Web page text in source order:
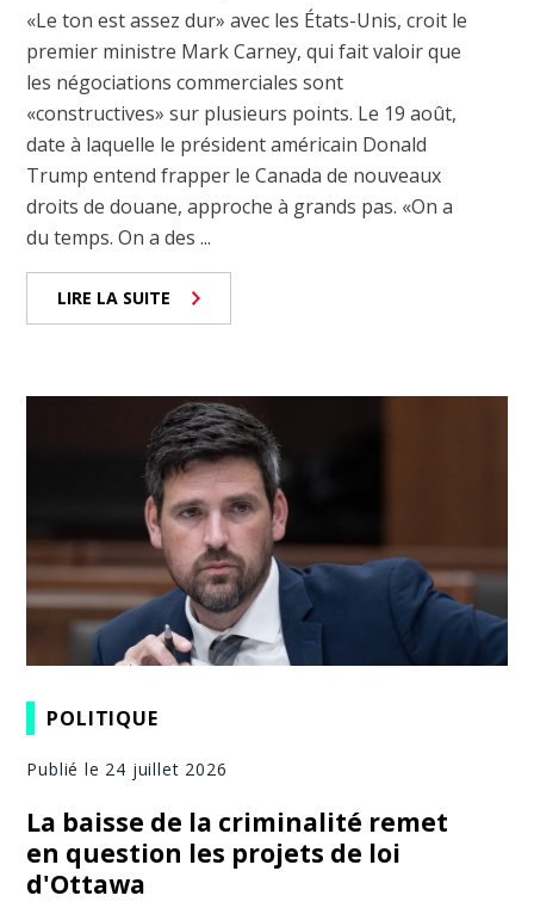
«Le ton est assez dur» avec les États-Unis, croit le
premier ministre Mark Carney, qui fait valoir que
les négociations commerciales sont
«constructives» sur plusieurs points. Le 19 août,
date à laquelle le président américain Donald
Trump entend frapper le Canada de nouveaux
droits de douane, approche à grands pas. «On a
du temps. On a des ...
LIRE LA SUITE
POLITIQUE
Publié le 24 juillet 2026
La baisse de la criminalité remet
en question les projets de loi
d'Ottawa